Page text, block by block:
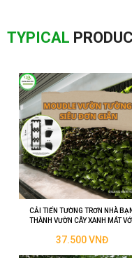
TYPICAL
CẢI TIẾN TƯỜNG TRƠN NHÀ BẠN
THÀNH VƯỜN CÂY XANH MÁT VỚI
37.500 VNĐ